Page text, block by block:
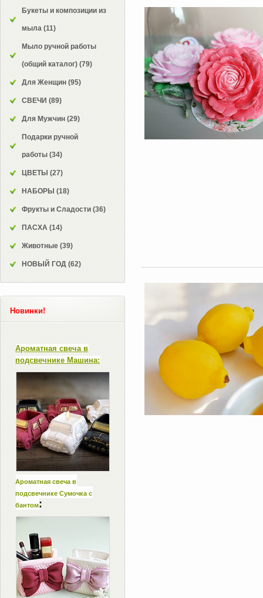
Букеты и композиции из
мыла (11)
Мыло ручной работы
(общий каталог) (79)
Для Женщин (95)
СВЕЧИ (89)
Для Мужчин (29)
Подарки ручной
работы (34)
ЦВЕТЫ (27)
НАБОРЫ (18)
Фрукты и Сладости (36)
ПАСХА (14)
Животные (39)
НОВЫЙ ГОД (62)
Новинки!
Ароматная свеча в
подсвечнике Машина:
Ароматная свеча в
подсвечнике Сумочка с
бантом: